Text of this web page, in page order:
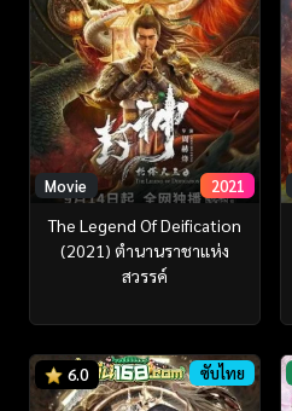
Movie 2021
The Legend Of Deification
(2021) ตำนานราชาแห่ง
สวรรค์
6.0 ซับไทย